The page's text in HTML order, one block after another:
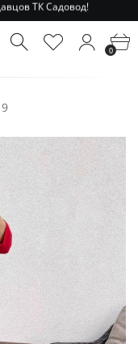
РФ и МСК!
ТК Садовод!
0